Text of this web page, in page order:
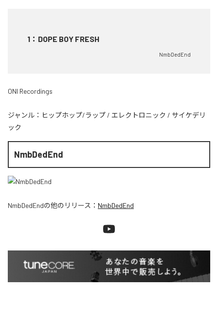
1 ： DOPE BOY FRESH
NmbDedEnd
ONI Recordings
ジャンル： ヒップホップ/ラップ / エレクトロニック / サイケデリ
ック
NmbDedEnd
NmbDedEndの他のリリース： NmbDedEnd